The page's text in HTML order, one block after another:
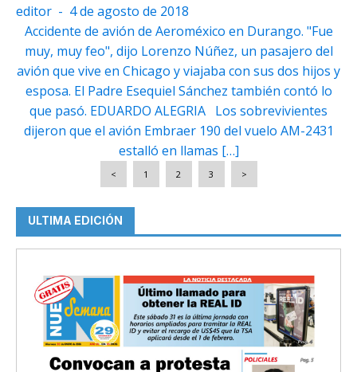
editor - 4 de agosto de 2018
Accidente de avión de Aeroméxico en Durango. "Fue
muy, muy feo", dijo Lorenzo Núñez, un pasajero del
avión que vive en Chicago y viajaba con sus dos hijos y
esposa. El Padre Esequiel Sánchez también contó lo
que pasó. EDUARDO ALEGRIA Los sobrevivientes
dijeron que el avión Embraer 190 del vuelo AM-2431
estalló en llamas […]
< 1 2 3 >
ULTIMA EDICIÓN